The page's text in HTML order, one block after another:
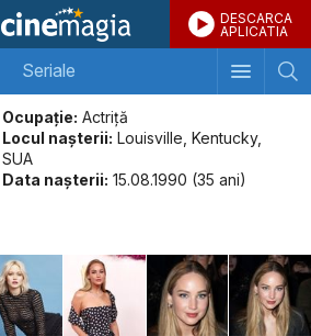
DESCARCA
APLICATIA
Seriale
Ocupație: Actriță
Locul naşterii: Louisville, Kentucky,
SUA
Data naşterii: 15.08.1990 (35 ani)